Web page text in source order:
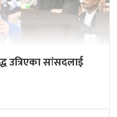
उत्रिएका सांसदलाई